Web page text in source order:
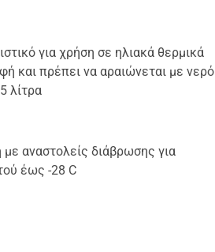
για χρήση σε ηλιακά θερμικά
και πρέπει να αραιώνεται με νερό
λίτρα
αναστολείς διάβρωσης για
έως -28 C